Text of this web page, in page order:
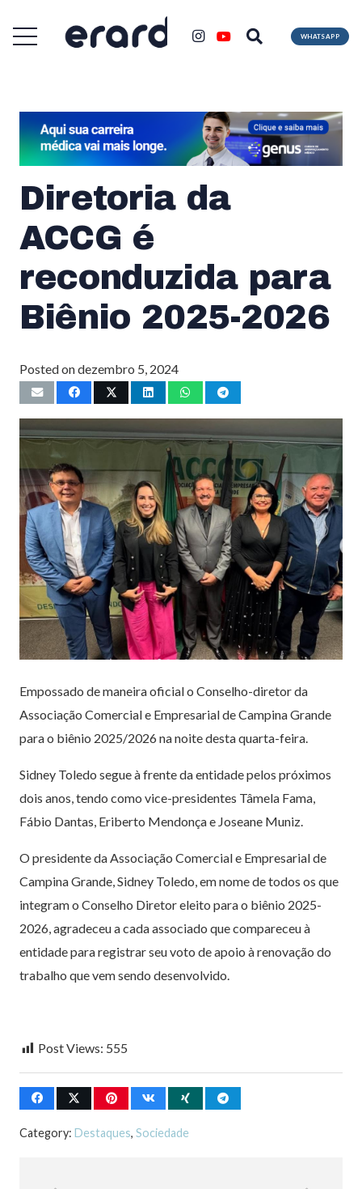
WHATSAPP
Diretoria da
ACCG é
reconduzida para
Biênio 2025-2026
Posted ondezembro 5, 2024
Empossado de maneira oficial o Conselho-diretor da
Associação Comercial e Empresarial de Campina Grande
para o biênio 2025/2026 na noite desta quarta-feira.
Sidney Toledo segue à frente da entidade pelos próximos
dois anos, tendo como vice-presidentes Tâmela Fama,
Fábio Dantas, Eriberto Mendonça e Joseane Muniz.
O presidente da Associação Comercial e Empresarial de
Campina Grande, Sidney Toledo, em nome de todos os que
integram o Conselho Diretor eleito para o biênio 2025-
2026, agradeceu a cada associado que compareceu à
entidade para registrar seu voto de apoio à renovação do
trabalho que vem sendo desenvolvido.
Post Views: 555
Category: Destaques, Sociedade